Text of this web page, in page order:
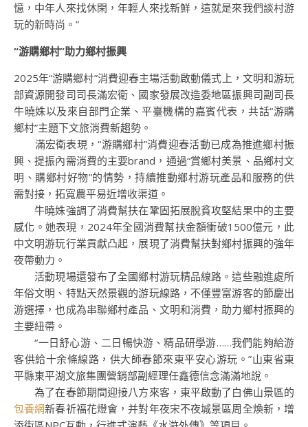
憶，中年人來找休閑，年輕人來找新鮮，這就是來我們談村游
玩的新時尚。”
“游購鄉村”助力鄉村振興
2025年“游購鄉村”消費迎春主場活動啟動儀式上，文明和游玩
部資源開發司司長滿宏衛、國家發展改造委地區振興司副司長
牛曉姝以及來自部門企業、平臺機構的嘉賓代表，共話“游購
鄉村”主題下文旅消費新趨勢。
滿宏衛表現，“游購鄉村”消費迎春活動已成為推進鄉村振
興、提振內需消費的主要brand，通過“賞鄉村美景、品鄉村文
明、購鄉村好物”的情勢，持續推動鄉村游玩產品和服務的供
需對接，拓寬農平易近增收渠道。
牛曉姝強調了消費幫扶在鞏固拓展脫貧攻堅結果中的主要
感化。她表現，2024年全國消費幫扶金額衝破1500億元，此
中文明游玩行業貢獻凸起，展現了消費幫扶對鄉村振興的強年
夜帶動力。
活動現場還發布了全國鄉村游玩精品線路。這些融進處所
年俗文明、特點天然景觀的游玩線路，不僅豐富游客的節慶出
游選擇，也成為串聯鄉村產品、文明和消費，助力鄉村振興的
主要紐帶。
“一日舒心游、二日暢快游、精品研學游……我們能夠給游
客供給十余條線路，供大師春節來東平安心游玩。”山東省東
平縣東平湖文旅集團營銷部副經理任鑫德信念滿滿地說。
為了在春節期間迎接八方來客，東平啟動了白佛山景區的
包養網新春祈福花燈會，并對年夜宋不夜城景區周全煥新，增